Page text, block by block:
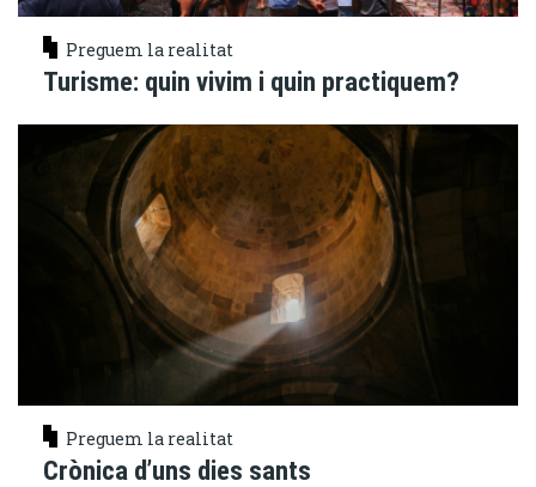
Preguem la realitat
Turisme: quin vivim i quin practiquem?
Preguem la realitat
Crònica d’uns dies sants